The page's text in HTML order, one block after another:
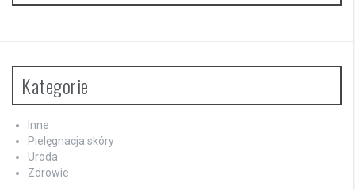
Kategorie
Inne
Pielęgnacja skóry
Uroda
Zdrowie